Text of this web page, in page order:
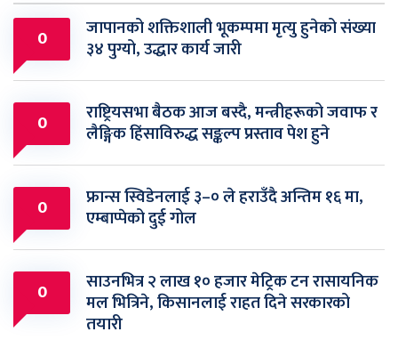
0 जापानको शक्तिशाली भूकम्पमा मृत्यु हुनेको संख्या
३४ पुग्यो, उद्धार कार्य जारी
0 राष्ट्रियसभा बैठक आज बस्दै, मन्त्रीहरूको जवाफ र
लैङ्गिक हिंसाविरुद्ध सङ्कल्प प्रस्ताव पेश हुने
0 फ्रान्स स्विडेनलाई ३–० ले हराउँदै अन्तिम १६ मा,
एम्बाप्पेको दुई गोल
0 साउनभित्र २ लाख १० हजार मेट्रिक टन रासायनिक
मल भित्रिने, किसानलाई राहत दिने सरकारको
तयारी